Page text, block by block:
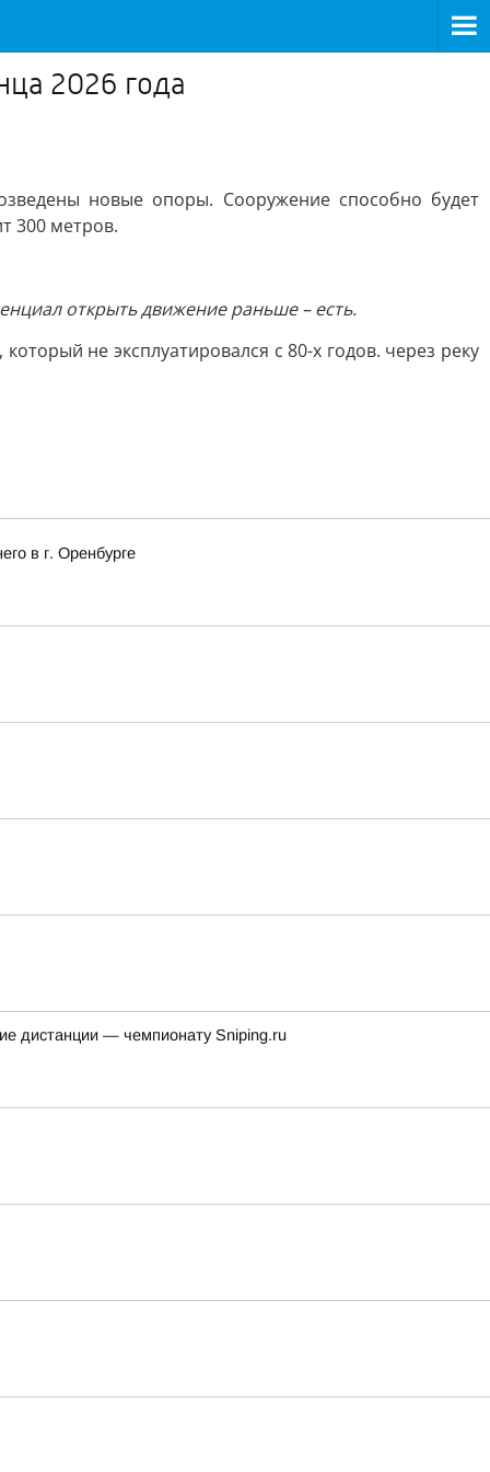
2026 года
новые опоры. Сооружение способно будет
300 метров.
открыть движение раньше – есть.
не эксплуатировался с 80-х годов. через реку
в г. Оренбурге
дистанции — чемпионату Sniping.ru